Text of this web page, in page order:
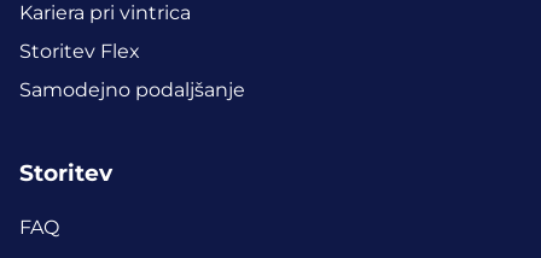
Kariera pri vintrica
Storitev Flex
Samodejno podaljšanje
Storitev
FAQ